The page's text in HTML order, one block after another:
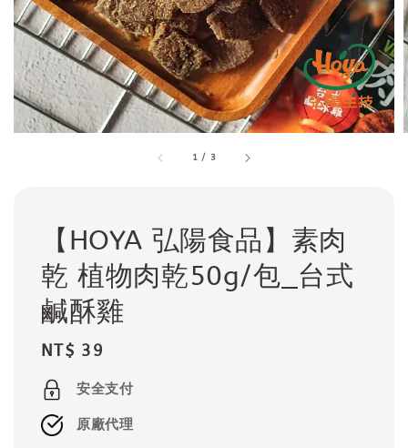
1 / 3
【HOYA 弘陽食品】素肉
乾 植物肉乾50g/包_台式
鹹酥雞
Regular
price
NT$ 39
安全支付
原廠代理